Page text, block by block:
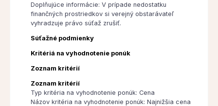
Doplňujúce informácie: V prípade nedostatku
finančných prostriedkov si verejný obstarávateľ
vyhradzuje právo súťaž zrušiť.
Súťažné podmienky
Kritériá na vyhodnotenie ponúk
Zoznam kritérií
Zoznam kritérií
Typ kritéria na vyhodnotenie ponúk: Cena
Názov kritéria na vyhodnotenie ponúk: Najnižšia cena